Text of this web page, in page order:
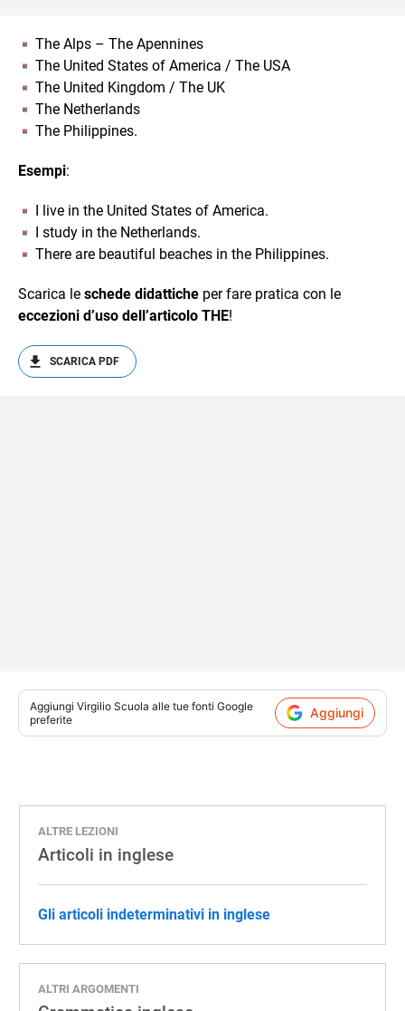
The Alps – The Apennines
The United States of America / The USA
The United Kingdom / The UK
The Netherlands
The Philippines.
Esempi:
I live in the United States of America.
I study in the Netherlands.
There are beautiful beaches in the Philippines.
Scarica le schede didattiche per fare pratica con le
eccezioni d’uso dell’articolo THE!
SCARICA PDF
Aggiungi Virgilio Scuola alle tue fonti Google
preferite
Aggiungi
ALTRE LEZIONI
Articoli in inglese
Gli articoli indeterminativi in inglese
ALTRI ARGOMENTI